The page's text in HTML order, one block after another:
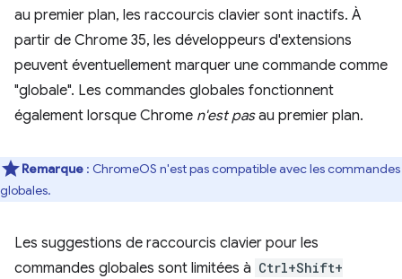
au premier plan, les raccourcis clavier sont inactifs. À
partir de Chrome 35, les développeurs d'extensions
peuvent éventuellement marquer une commande comme
"globale". Les commandes globales fonctionnent
également lorsque Chrome n'est pasau premier plan.
Remarque : ChromeOS n'est pas compatible avec les commandes
globales.
Les suggestions de raccourcis clavier pour les
commandes globales sont limitées à Ctrl+Shift+